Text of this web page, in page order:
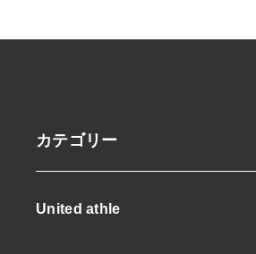
カテゴリー
United athle